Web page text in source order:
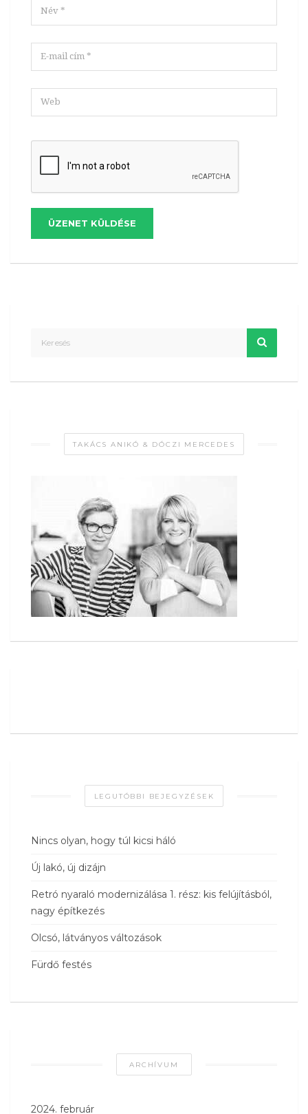
ÜZENET KÜLDÉSE
TAKÁCS ANIKÓ & DÓCZI MERCEDES
LEGUTÓBBI BEJEGYZÉSEK
Nincs olyan, hogy túl kicsi háló
Új lakó, új dizájn
Retró nyaraló modernizálása 1. rész: kis felújításból,
nagy építkezés
Olcsó, látványos változások
Fürdő festés
ARCHÍVUM
2024. február